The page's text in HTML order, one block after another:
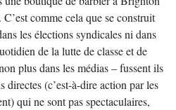
comme cela que se construit
les élections syndicales ni dans
de la lutte de classe et de
plus dans les médias – fussent ils
directes (c’est-à-dire action par les
qui ne sont pas spectaculaires,